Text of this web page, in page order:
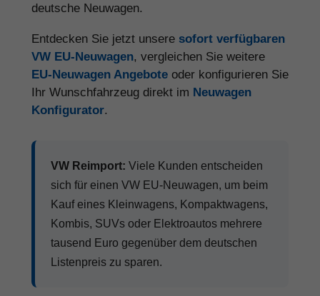
deutsche Neuwagen.
Entdecken Sie jetzt unsere sofort verfügbaren
VW EU-Neuwagen, vergleichen Sie weitere
EU-Neuwagen Angebote oder konfigurieren Sie
Ihr Wunschfahrzeug direkt im Neuwagen
Konfigurator.
VW Reimport: Viele Kunden entscheiden
sich für einen VW EU-Neuwagen, um beim
Kauf eines Kleinwagens, Kompaktwagens,
Kombis, SUVs oder Elektroautos mehrere
tausend Euro gegenüber dem deutschen
Listenpreis zu sparen.